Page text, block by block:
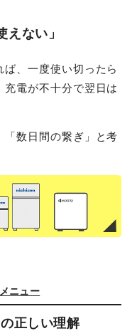
えない」
、一度使い切ったら
電が不十分で翌日は
「数日間の繋ぎ」と考
ニュー
正しい理解